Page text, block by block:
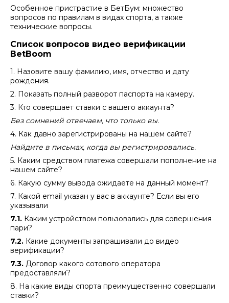
Особенное пристрастие в БетБум: множество
вопросов по правилам в видах спорта, а также
технические вопросы.
Список вопросов видео верификации
BetBoom
1. Назовите вашу фамилию, имя, отчество и дату
рождения.
2. Показать полный разворот паспорта на камеру.
3. Кто совершает ставки с вашего аккаунта?
Без сомнений отвечаем, что только вы.
4. Как давно зарегистрированы на нашем сайте?
Найдите в письмах, когда вы регистрировались.
5. Каким средством платежа совершали пополнение на
нашем сайте?
6. Какую сумму вывода ожидаете на данный момент?
7. Какой email указан у вас в аккаунте? Если вы его
указывали
7.1. Каким устройством пользовались для совершения
пари?
7.2. Какие документы запрашивали до видео
верификации?
7.3. Договор какого сотового оператора
предоставляли?
8. На какие виды спорта преимущественно совершали
ставки?